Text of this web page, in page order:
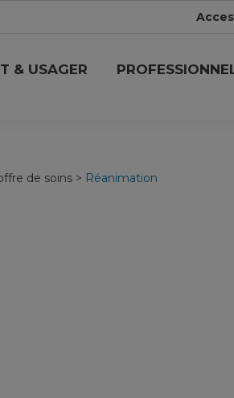
& USAGER
de soins > Réanimation